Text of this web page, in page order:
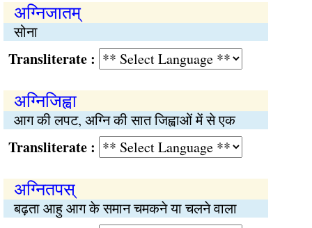
अग्निजातम्
सोना
:
अग्निजिह्वा
आग की लपट, अग्नि की सात जिह्वाओं में से एक
:
अग्नितपस्
बढ़ता आहु आग के समान चमकने या चलने वाला